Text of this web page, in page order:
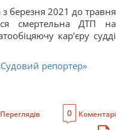
березня 2021 до травня
смертельна ДТП на
карʼєру судді
репортер»
Переглядів 0 Коментарі